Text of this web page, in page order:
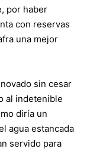
por haber
con reservas
una mejor
sin cesar
al indetenible
diría un
agua estancada
servido para